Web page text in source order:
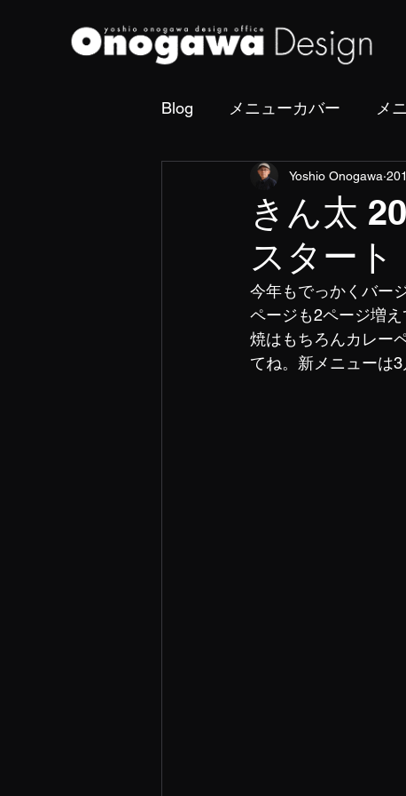
Blog メニューカバー メ
撮影・フォトディレクション
きん太
スタート
Yoshio Onogawa
今年もでっかくバー
ページも2ページ増
焼はもちろんカレー
てね。新メニューは